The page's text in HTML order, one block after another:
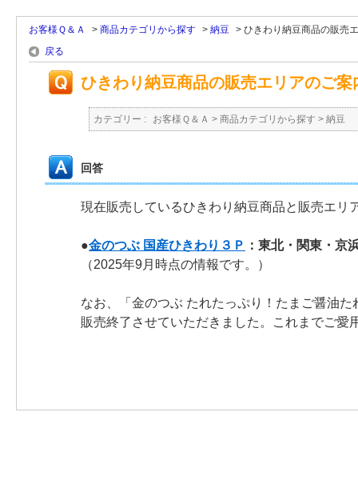
お客様Ｑ＆Ａ > 商品カテゴリから探す > 納豆 > ひきわり納豆商品の販売
戻る
ひきわり納豆商品の販売エリアのご案
カテゴリー : お客様Ｑ＆Ａ > 商品カテゴリから探す > 納豆
回答
現在販売しているひきわり納豆商品と販売エリ
●金のつぶ 国産ひきわり３Ｐ ：東北・関東・京
（2025年9月時点の情報です。）
なお、「金のつぶ たれたっぷり！たまご醤油
販売終了させていただきました。これまでご愛